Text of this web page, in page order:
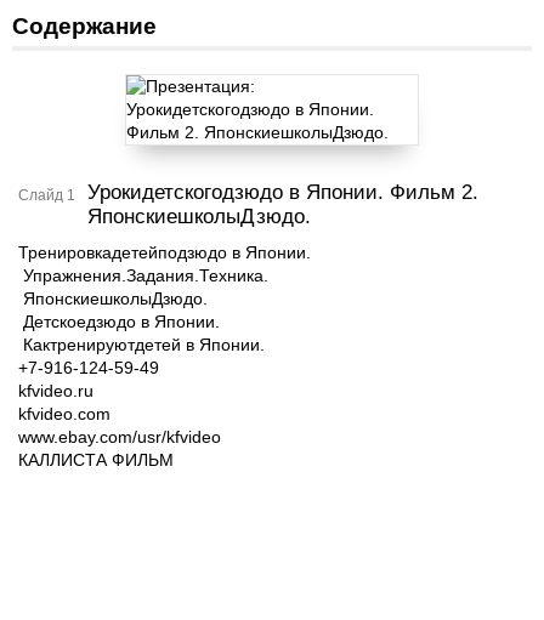
Содержание
Слайд 1
Урокидетскогодзюдо в Японии. Фильм 2.
ЯпонскиешколыДзюдо.
Тренировкадетейподзюдо в Японии.
Упражнения.Задания.Техника.
ЯпонскиешколыДзюдо.
Детскоедзюдо в Японии.
Кактренируютдетей в Японии.
+7-916-124-59-49​​
kfvideo.ru​​
kfvideo.com​​
www.ebay.com/usr/kfvideo​​
КАЛЛИСТА ФИЛЬМ​